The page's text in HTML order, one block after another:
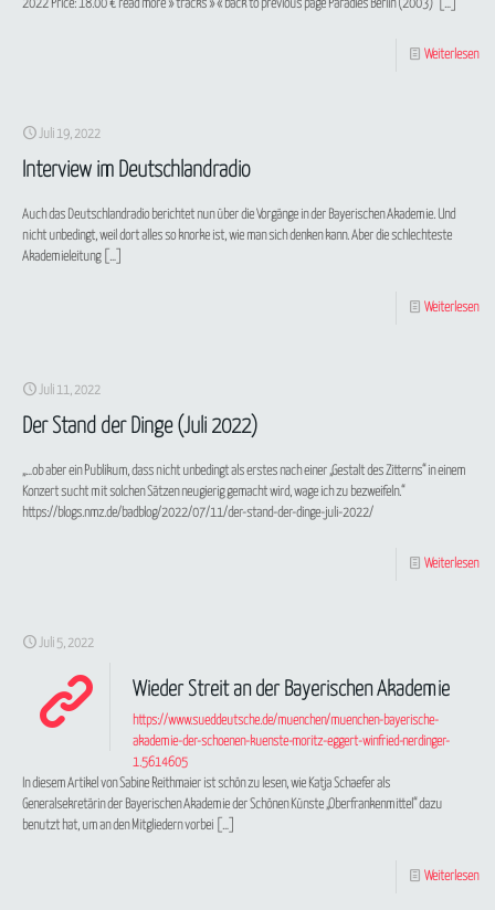
2022 Price: 18.00 € read more » tracks » « back to previous page Paradies Berlin (2003)
[…]
Weiterlesen
Juli 19, 2022
Interview im Deutschlandradio
Auch das Deutschlandradio berichtet nun über die Vorgänge in der Bayerischen Akademie. Und
nicht unbedingt, weil dort alles so knorke ist, wie man sich denken kann. Aber die schlechteste
Akademieleitung[…]
Weiterlesen
Juli 11, 2022
Der Stand der Dinge (Juli 2022)
„…ob aber ein Publikum, dass nicht unbedingt als erstes nach einer „Gestalt des Zitterns“ in einem
Konzert sucht mit solchen Sätzen neugierig gemacht wird, wage ich zu bezweifeln.“
https://blogs.nmz.de/badblog/2022/07/11/der-stand-der-dinge-juli-2022/
Weiterlesen
Juli 5, 2022
Wieder Streit an der Bayerischen Akademie
https://www.sueddeutsche.de/muenchen/muenchen-bayerische-
akademie-der-schoenen-kuenste-moritz-eggert-winfried-nerdinger-
1.5614605
In diesem Artikel von Sabine Reithmaier ist schön zu lesen, wie Katja Schaefer als
Generalsekretärin der Bayerischen Akademie der Schönen Künste „Oberfrankenmittel“ dazu
benutzt hat, um an den Mitgliedern vorbei […]
Weiterlesen